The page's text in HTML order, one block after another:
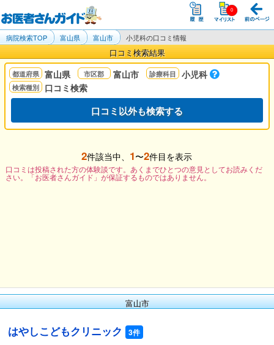
病院検索TOP 富山県 富山市 小児科の口コミ情報
口コミ検索結果
富山県 富山市
小児科
口コミ検索
口コミ以外も検索する
2件該当中、 1〜2件目を表示
口コミは投稿された方の体験談です。あくまでひとつの意見としてお読みくだ
さい。「お医者さんガイド」が保証するものではありません。
富山市
はやしこどもクリニック 3件